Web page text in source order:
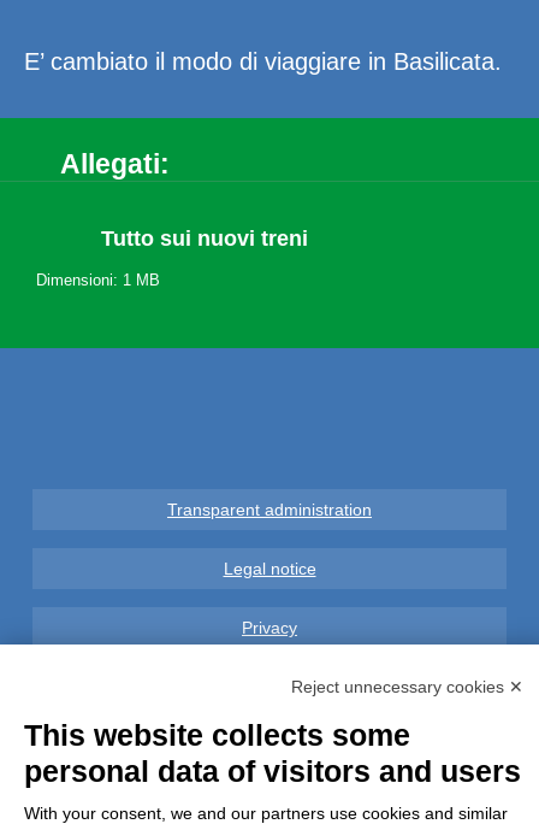
E’ cambiato il modo di viaggiare in Basilicata.
Allegati:
Tutto sui nuovi treni
Dimensioni: 1 MB
Transparent administration
Legal notice
Privacy
GDPR Compliance (679/2016)
Complaints
Refunds and Indemnities
Reject unnecessary cookies ✕
This website collects some
personal data of visitors and users
With your consent, we and our partners use cookies and similar